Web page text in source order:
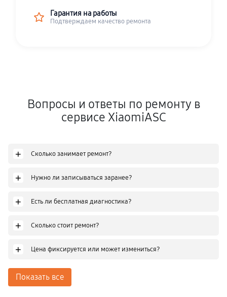
Гарантия на работы
Подтверждаем качество ремонта
Вопросы и ответы по ремонту в
сервисе XiaomiASC
+ Сколько занимает ремонт?
+ Нужно ли записываться заранее?
+ Есть ли бесплатная диагностика?
+ Сколько стоит ремонт?
+ Цена фиксируется или может измениться?
Показать все